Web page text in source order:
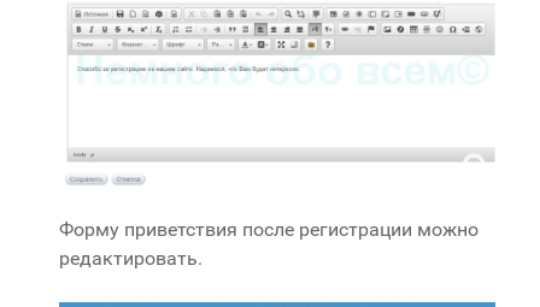
Форму приветствия после регистрации можно
редактировать.